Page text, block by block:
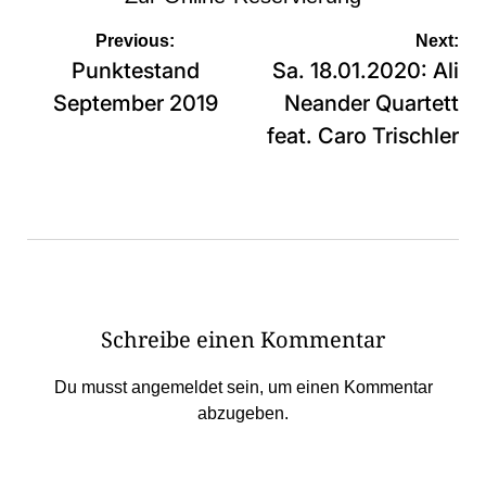
Beitragsnavigation
Previous:
Punktestand
September 2019
Next:
Sa. 18.01.2020: Ali
Neander Quartett
feat. Caro Trischler
Schreibe einen Kommentar
Du musstangemeldetsein, um einen Kommentar
abzugeben.